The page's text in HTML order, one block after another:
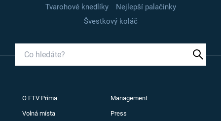
Tvarohové knedlíky
Nejlepší palačinky
Švestkový koláč
O FTV Prima Management
Volná místa Press